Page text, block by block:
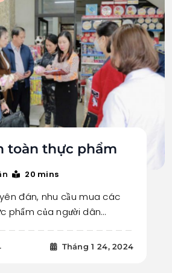
toàn thực phẩm
20 mins
đán, nhu cầu mua các
phẩm của người dân…
Tháng 1 24, 2024